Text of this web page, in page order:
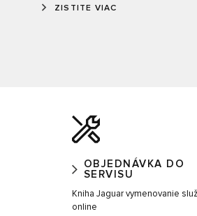
ZISTITE VIAC
OBJEDNÁVKA DO
SERVISU
Kniha Jaguar vymenovanie
online